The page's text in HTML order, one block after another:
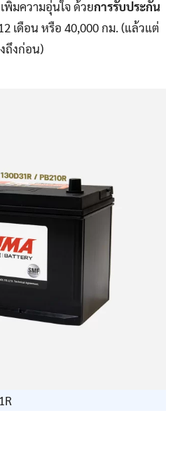
พิ่มความอุ่นใจ ด้วยการรับประกัน
เดือน หรือ 40,000 กม. (แล้วแต่
ถึงก่อน)